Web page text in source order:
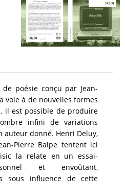
de poésie conçu par Jean-
voie à de nouvelles formes
il est possible de produire
infini de variations
auteur donné. Henri Deluy,
Pierre Balpe tentent ici
la relate en un essai-
et envoûtant,
sous influence de cette